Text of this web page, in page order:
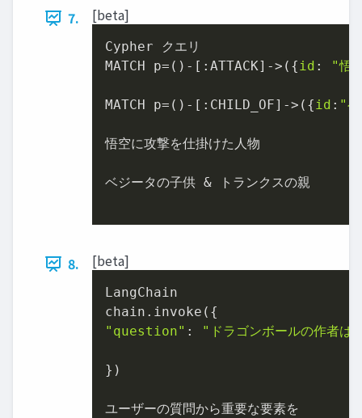
7.
[beta]
Cypher クエリ
MATCH p=()-[:ATTACK]->({id : "悟
MATCH p=()-[:CHILD_OF]->({id : "
悟空に攻撃を仕掛けた人物
ベジータの子供 & トランクスの親
8. [beta]
LangChain
"question" : "ドラゴンボールの作者は
})
ユーザーの質問から重要な要素を